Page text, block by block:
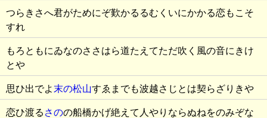
つらきさへ君がためにぞ歎かるるむくいにかかる恋もこそ
すれ
もろともにゐなのささはら道たえてただ吹く風の音にきけ
とや
思ひ出でよ 末の松山すゑまでも波越さじとは契らざりきや
恋ひ渡る さのの船橋かげ絶えて人やりならぬねをのみぞな